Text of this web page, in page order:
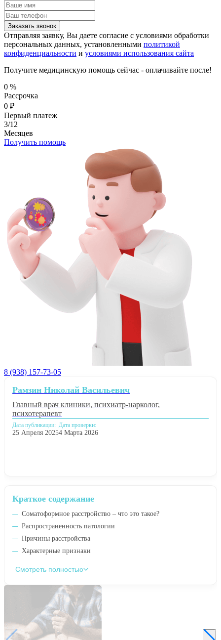
Заказать звонок
Отправляя заявку, Вы даете согласие с условиями обработки
персональных данных, установленными политикой
конфиденциальности и условиями использования сайта
Получите медицинскую помощь сейчас - оплачивайте после!
0 %
Рассрочка
0 ₽
Первый платеж
3/12
Месяцев
Получить помощь
8 (938) 157-73-05
Краткое содержание
Соматоформное расстройство – что это такое?
Распространенность патологии
Причины расстройства
Характерные признаки
Смотреть полностью
Рамзин Николай Васильевич
Главный врач клиники, психиатр-нарколог,
психотерапевт
Дата публикации:
25 Апреля 2025
Дата проверки:
4 Марта 2026